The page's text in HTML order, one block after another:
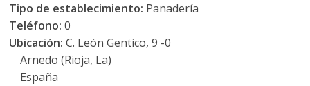
Tipo de establecimiento: Panadería
Teléfono:0
Ubicación:C. León Gentico, 9 -0
Arnedo (Rioja, La)
España